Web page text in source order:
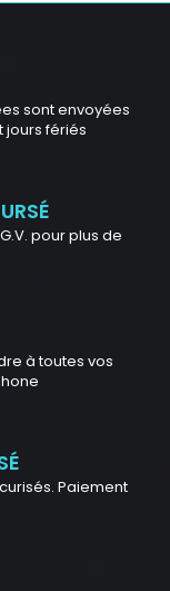
sont envoyées
jours fériés
pour plus de
à toutes vos
Paiement